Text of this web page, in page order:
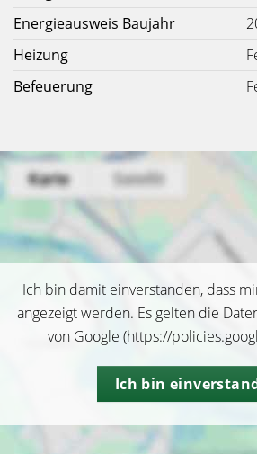
Energieausweis Baujahr
Heizung
Befeuerung
Ich bin damit einverstanden, dass
angezeigt werden. Es gelten die
von Google (https://
Ich bin